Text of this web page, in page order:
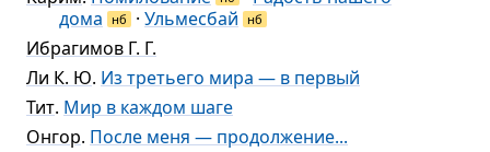
дома
нб · Ульмесбай нб
Ибрагимов Г. Г.
Ли К. Ю. Из третьего мира — в первый
Тит. Мир в каждом шаге
Онгор. После меня — продолжение...